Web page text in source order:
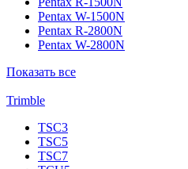
Pentax W-1500N
Pentax R-2800N
Pentax W-2800N
Показать все
Trimble
TSC3
TSC5
TSC7